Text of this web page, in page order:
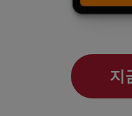
지